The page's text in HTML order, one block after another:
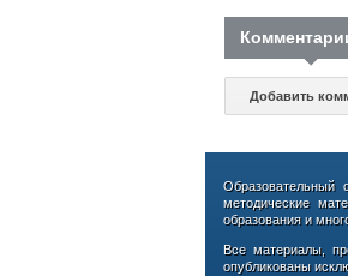
Добавить
Образовательный
методические
образования и
Все материалы,
опубликованы